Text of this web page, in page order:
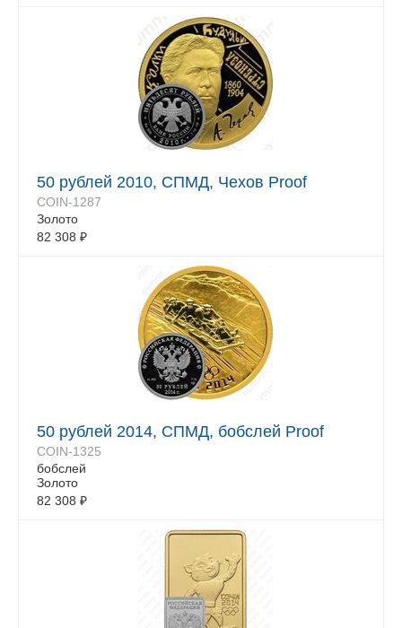
50 рублей 2010, СПМД, Чехов Proof
COIN-1287
Золото
82 308 ₽
50 рублей 2014, СПМД, бобслей Proof
COIN-1325
бобслей
Золото
82 308 ₽